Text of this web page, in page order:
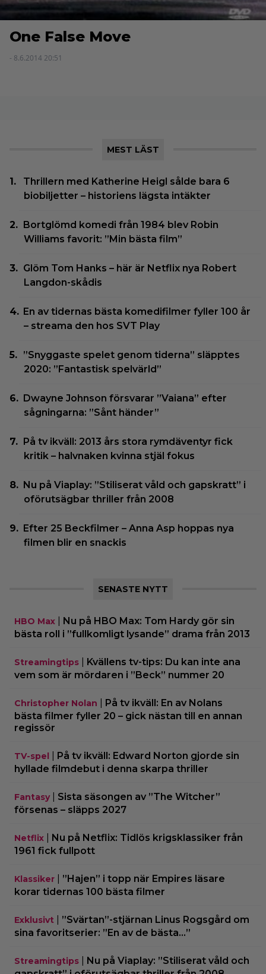
One False Move
- 8.6.2014 20:51
MEST LÄST
Thrillern med Katherine Heigl sålde bara 6
biobiljetter – historiens lägsta intäkter
Bortglömd komedi från 1984 blev Robin
Williams favorit: ”Min bästa film”
Glöm Tom Hanks – här är Netflix nya Robert
Langdon-skådis
En av tidernas bästa komedifilmer fyller 100 år
– streama den hos SVT Play
”Snyggaste spelet genom tiderna” släpptes
2020: ”Fantastisk spelvärld”
Dwayne Johnson försvarar ”Vaiana” efter
sågningarna: ”Sånt händer”
På tv ikväll: 2013 års stora rymdäventyr fick
kritik – halvnaken kvinna stjäl fokus
Nu på Viaplay: ”Stiliserat våld och gapskratt” i
oförutsägbar thriller från 2008
Efter 25 Beckfilmer – Anna Asp hoppas nya
filmen blir en snackis
SENASTE NYTT
HBO Max
Nu på HBO Max: Tom Hardy gör sin
bästa roll i ”fullkomligt lysande” drama från 2013
Streamingtips
Kvällens tv-tips: Du kan inte ana
vem som är mördaren i ”Beck” nummer 20
Christopher Nolan
På tv ikväll: En av Nolans
bästa filmer fyller 20 – gick nästan till en annan
regissör
TV-spel
På tv ikväll: Edward Norton gjorde sin
hyllade filmdebut i denna skarpa thriller
Fantasy| Sista säsongen av ”The Witcher”
försenas – släpps 2027
Netflix
Nu på Netflix: Tidlös krigsklassiker från
1961 fick fullpott
Klassiker
”Hajen” i topp när Empires läsare
korar tidernas 100 bästa filmer
Exklusivt
”Svärtan”-stjärnan Linus Rogsgård om
sina favoritserier: ”En av de bästa…”
Streamingtips
Nu på Viaplay: ”Stiliserat våld och